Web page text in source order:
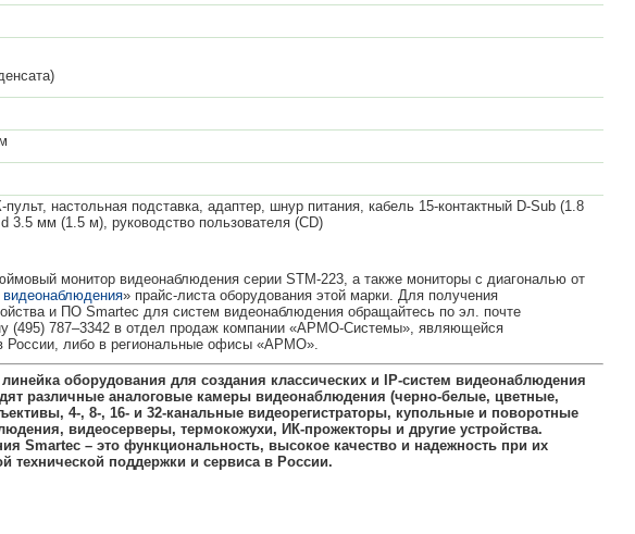
настольная подставка, адаптер, шнур питания, кабель 15-контактный D-Sub (1.8
3.5 мм (1.5 м), руководство пользователя (CD)
монитор видеонаблюдения серии STM-223, а также мониторы с диагональю от
» прайс-листа оборудования этой марки. Для получения
и ПО Smartec для систем видеонаблюдения обращайтесь по эл. почте
(495) 787–3342 в отдел продаж компании «АРМО-Системы», являющейся
России, либо в региональные офисы «АРМО».
оборудования для создания классических и IP-систем видеонаблюдения
различные аналоговые камеры видеонаблюдения (черно-белые, цветные,
4-, 8-, 16- и 32-канальные видеорегистраторы, купольные и поворотные
видеосерверы, термокожухи, ИК-прожекторы и другие устройства.
Smartec – это функциональность, высокое качество и надежность при их
технической поддержки и сервиса в России.